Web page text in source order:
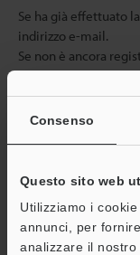
Consenso
Questo sito web
Utilizziamo i
annunci, per
analizzare il
Se ha già effettuato
indirizzo e-mail.
Se non è ancora
sotto e clicchi su
Indirizzo e-mail
Continua